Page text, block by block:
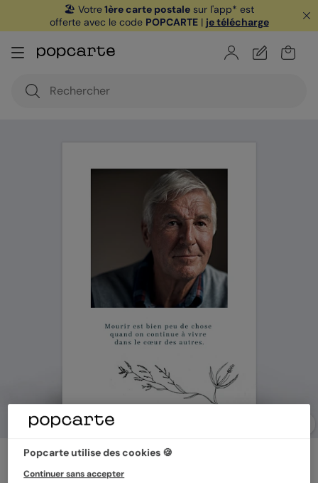
🏖️ Votre1ère carte postale sur l'app* est
offerte avec le code POPCARTE| je télécharge
Carte remerciement décès
Fleurs Séchées
Popcarte utilise des cookies 🍪
Continuer sans accepter